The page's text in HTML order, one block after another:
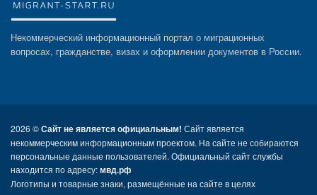
Некоммерческий информационный портал о миграционных
вопросах, гражданстве, визах и оформлении документов в России.
2026 ©Сайт не является официальным! Сайт является
некоммерческим информационным проектом. На сайте не собираются
персональные данные пользователей. Официальный сайт службы
находится по адресу:мвд.рф
Логотипы и товарные знаки, размещённые на сайте в целях